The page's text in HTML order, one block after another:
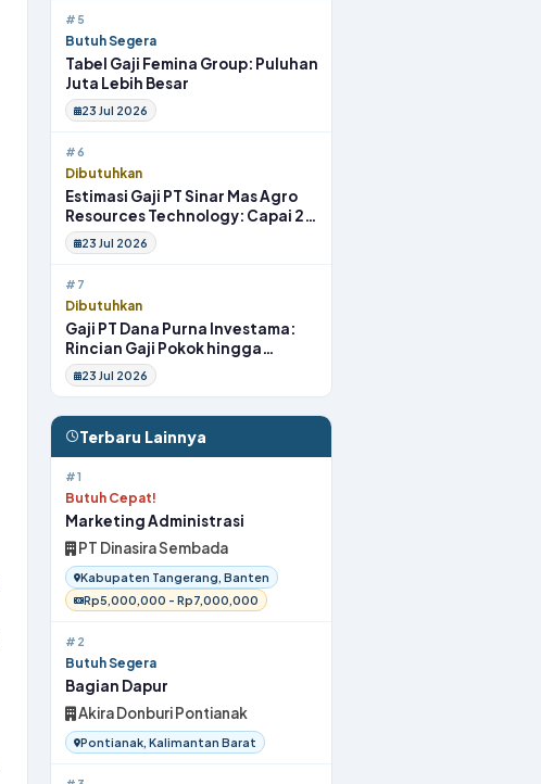
#5
Butuh Segera
Tabel Gaji Femina Group: Puluhan
Juta Lebih Besar
23 Jul 2026
#6
Dibutuhkan
Estimasi Gaji PT Sinar Mas Agro
Resources Technology: Capai 20
Juta Full Benefit
23 Jul 2026
#7
Dibutuhkan
Gaji PT Dana Purna Investama:
Rincian Gaji Pokok hingga
Fasilitas
23 Jul 2026
Terbaru Lainnya
#1
Butuh Cepat!
Marketing Administrasi
PT Dinasira Sembada
Kabupaten Tangerang, Banten
Rp5,000,000 - Rp7,000,000
#2
Butuh Segera
Bagian Dapur
Akira Donburi Pontianak
Pontianak, Kalimantan Barat